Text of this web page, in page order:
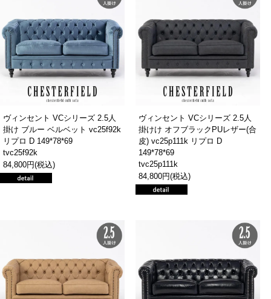
ヴィンセント VCシリーズ 2.5人
掛け ブルー ベルベット vc25f92k
リプロ D 149*78*69
tvc25f92k
84,800円(税込)
ヴィンセント VCシリーズ 2.5人
掛けけ オフブラックPUレザー(合
皮) vc25p111k リプロ D
149*78*69
tvc25p111k
84,800円(税込)